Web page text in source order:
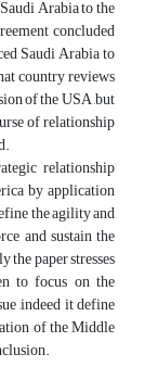
Arabia to the
concluded
Saudi Arabia to
country reviews
of the USA ,but
of relationship
relationship
by application
the agility and
and sustain the
paper stresses
to focus on the
,indeed it define
of the Middle